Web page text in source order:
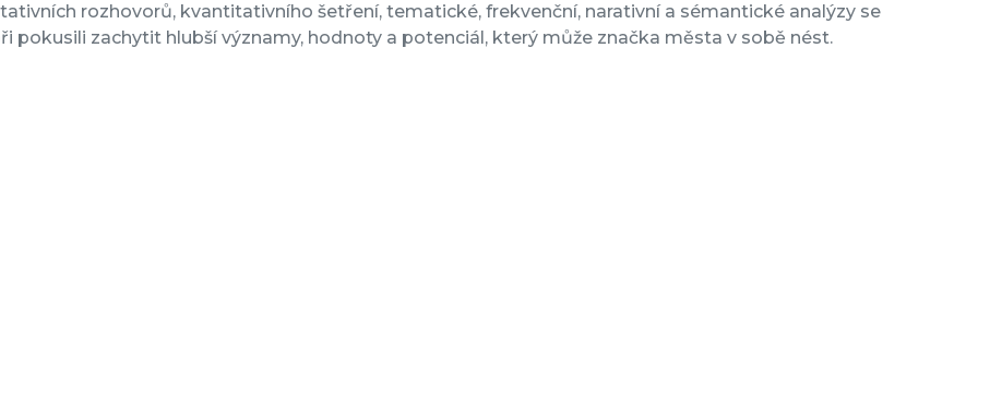
rozhovorů, kvantitativního šetření, tematické, frekvenční, narativní a sémantické analýzy se
pokusili zachytit hlubší významy, hodnoty a potenciál, který může značka města v sobě nést.